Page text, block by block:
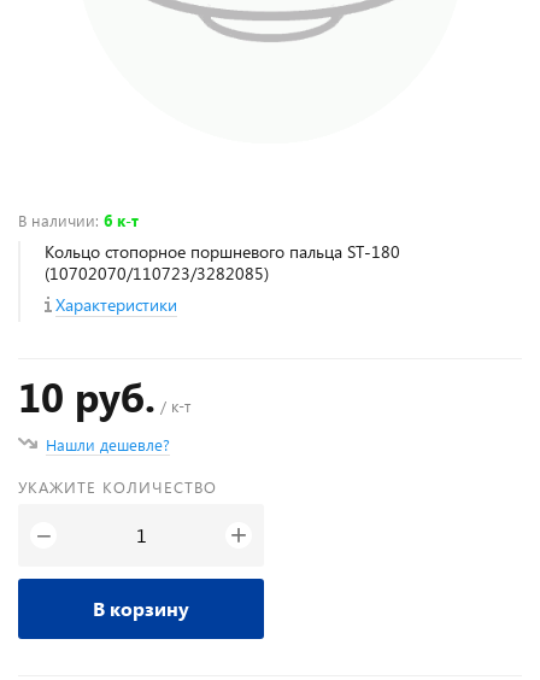
В наличии: 6 к-т
Кольцо стопорное поршневого пальца ST-180
(10702070/110723/3282085)
Характеристики
10 руб. / к-т
Нашли дешевле?
УКАЖИТЕ КОЛИЧЕСТВО
− +
В корзину